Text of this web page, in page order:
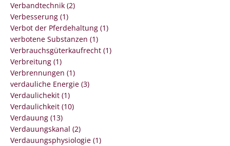
Verbandtechnik (2)
Verbesserung (1)
Verbot der Pferdehaltung (1)
verbotene Substanzen (1)
Verbrauchsgüterkaufrecht (1)
Verbreitung (1)
Verbrennungen (1)
verdauliche Energie (3)
Verdaulichekit (1)
Verdaulichkeit (10)
Verdauung (13)
Verdauungskanal (2)
Verdauungsphysiologie (1)